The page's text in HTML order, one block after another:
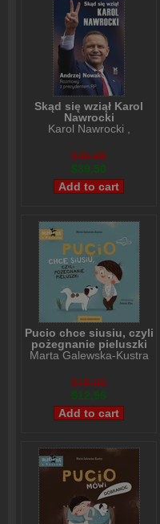
Skąd się wziął Karol
Nawrocki
Karol Nawrocki
$49,65
$39,50
Pucio chce siusiu, czyli
pożegnanie pieluszki
Marta Galewska-Kustra
$15,99
$12,99